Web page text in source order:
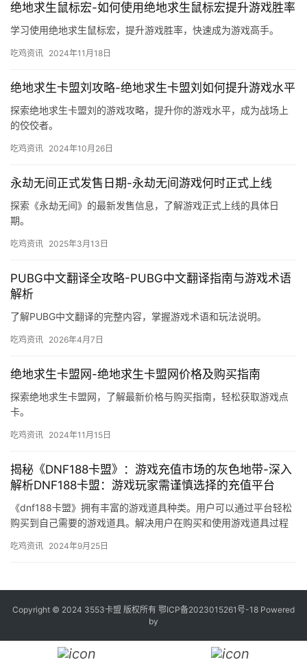
绝地求生鼠标宏-如何使用绝地求生鼠标宏提升游戏胜率
学习使用绝地求生鼠标宏，提升游戏胜率，快速成为游戏高手。
吃鸡资讯 2024年11月18日
绝地求生卡盟刘攻略-绝地求生卡盟刘如何提升游戏水平
探索绝地求生卡盟刘的游戏攻略，提升你的游戏水平，成为战场上
的佼佼者。
吃鸡资讯 2024年10月26日
永劫无间正式发售日期-永劫无间游戏何时正式上线
探索《永劫无间》的最新发售信息，了解游戏正式上线的具体日
期。
吃鸡资讯 2025年3月13日
PUBG中文翻译全攻略-PUBG中文翻译指南与游戏术语
解析
了解PUBG中文翻译的完整内容，掌握游戏术语和玩法说明。
吃鸡资讯 2026年4月7日
绝地求生卡盟网-绝地求生卡盟网价格及购买指南
探索绝地求生卡盟网，了解最新价格与购买指南，轻松获取游戏点
卡。
吃鸡资讯 2024年11月15日
揭秘《DNF188卡盟》：游戏充值市场的灰色地带-深入
解析DNF188卡盟：游戏玩家需谨慎选择的充值平台
《dnf188卡盟》拥有丰富的游戏道具种类。用户可以通过平台轻松
购买到自己需要的游戏道具。解决用户在购买和使用游戏道具过程
吃鸡资讯 2024年9月25日
Copyright © 2024 3553卡盟 版权所有 鄂ICP备2023015261号-18 Powered
by